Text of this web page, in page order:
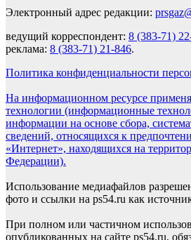
Электронный адрес редакции:
ведущий корреспондент: 8 (383-71)
реклама: 8 (383-71) 21-846.
Политика конфиденциальности
На информационном ресурсе
технологии (информационные
информации на основе сбора,
сведений, относящихся к
«Интернет», находящихся на
Федерации).
Использование медиафайлов
фото и ссылки на ps54.ru как
При полном или частичном
опубликованных на сайте ps54.ru,